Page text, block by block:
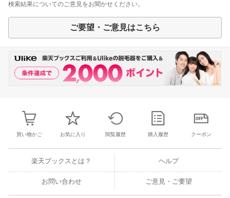
検索結果についてのご意見をお聞かせください。
ご要望・ご意見はこちら
買い物かご お気に入り 閲覧履歴 購入履歴 クーポン
楽天ブックスとは？ ヘルプ
お問い合わせ ご意見・ご要望